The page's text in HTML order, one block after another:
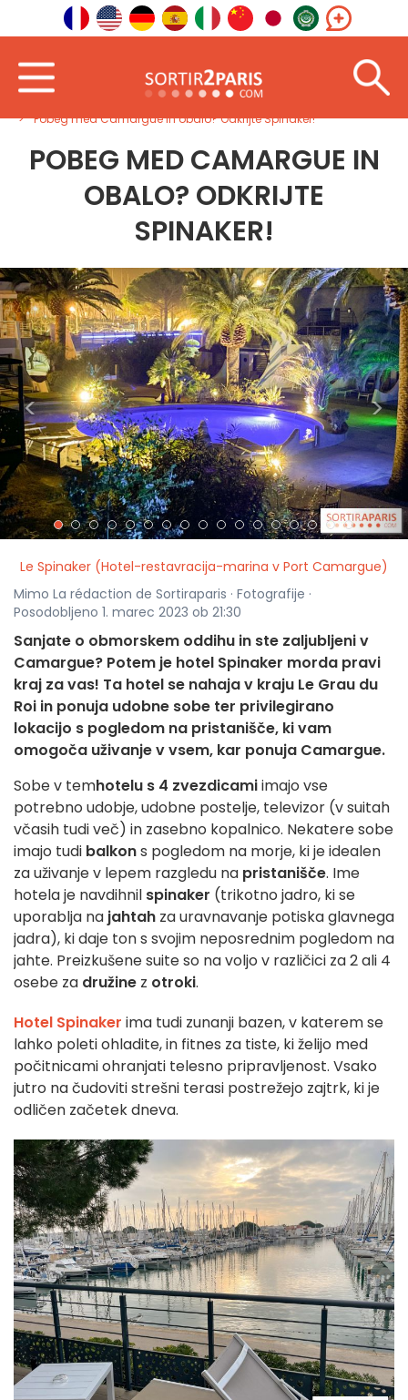
Pobeg med Camargue in obalo? Odkrijte Spinaker!
POBEG MED CAMARGUE IN
OBALO? ODKRIJTE
SPINAKER!
< >
Le Spinaker (Hotel-restavracija-marina v Port Camargue)
Mimo La rédaction de Sortiraparis · Fotografije ·
Posodobljeno 1. marec 2023 ob 21:30
Sanjate o obmorskem oddihu in ste zaljubljeni v
Camargue? Potem je hotel Spinaker morda pravi
kraj za vas! Ta hotel se nahaja v kraju Le Grau du
Roi in ponuja udobne sobe ter privilegirano
lokacijo s pogledom na pristanišče, ki vam
omogoča uživanje v vsem, kar ponuja Camargue.
Sobe v temhotelu s 4 zvezdicamiimajo vse
potrebno udobje, udobne postelje, televizor (v suitah
včasih tudi več) in zasebno kopalnico. Nekatere sobe
imajo tudi balkons pogledom na morje, ki je idealen
za uživanje v lepem razgledu na pristanišče. Ime
hotela je navdihnil spinaker (trikotno jadro, ki se
uporablja na jahtah za uravnavanje potiska glavnega
jadra), ki daje ton s svojim neposrednim pogledom na
jahte. Preizkušene suite so na voljo v različici za 2 ali 4
osebe za družine z otroki.
Hotel Spinaker ima tudi zunanji bazen, v katerem se
lahko poleti ohladite, in fitnes za tiste, ki želijo med
počitnicami ohranjati telesno pripravljenost. Vsako
jutro na čudoviti strešni terasi postrežejo zajtrk, ki je
odličen začetek dneva.